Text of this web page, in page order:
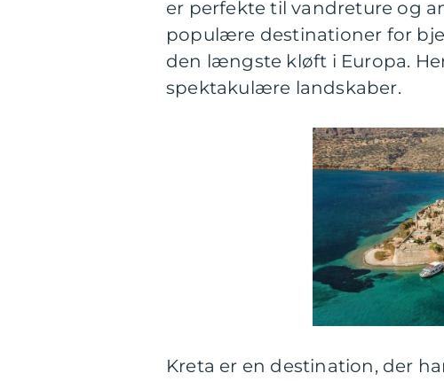
er perfekte til vandreture og
populære destinationer for
den længste kløft i Europa.
spektakulære landskaber.
Kreta er en destination, der